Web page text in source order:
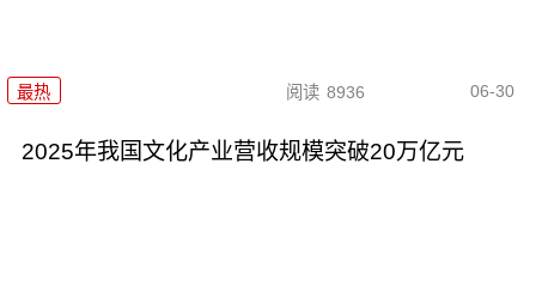
最热 阅读 8936 06-30
2025年我国文化产业营收规模突破20万亿元